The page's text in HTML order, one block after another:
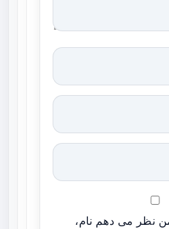
نظر می دهم نام،